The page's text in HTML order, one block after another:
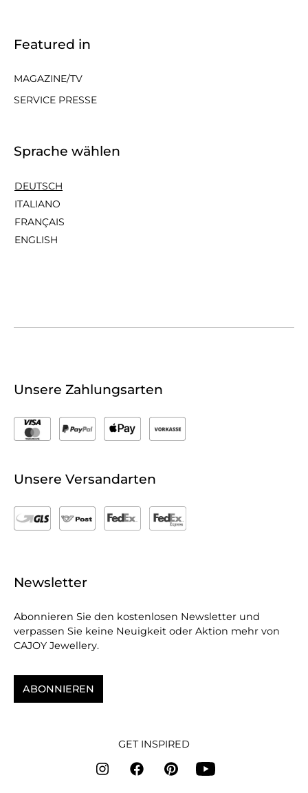
Featured in
MAGAZINE/TV
SERVICE PRESSE
Sprache wählen
DEUTSCH
ITALIANO
FRANÇAIS
ENGLISH
Unsere Zahlungsarten
Unsere Versandarten
Newsletter
Abonnieren Sie den kostenlosen Newsletter und
verpassen Sie keine Neuigkeit oder Aktion mehr von
CAJOY Jewellery.
ABONNIEREN
GET INSPIRED